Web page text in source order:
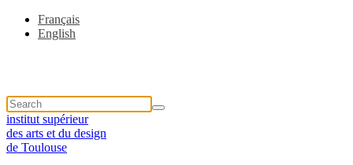
Français
English
institut supérieur
des arts et du design
de Toulouse